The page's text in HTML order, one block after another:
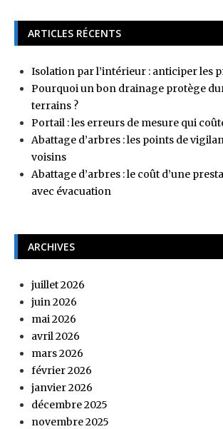
ARTICLES RÉCENTS
Isolation par l’intérieur : anticiper les
Pourquoi un bon drainage protège
terrains ?
Portail : les erreurs de mesure qui
Abattage d’arbres : les points de
voisins
Abattage d’arbres : le coût d’une
avec évacuation
ARCHIVES
juillet 2026
juin 2026
mai 2026
avril 2026
mars 2026
février 2026
janvier 2026
décembre 2025
novembre 2025